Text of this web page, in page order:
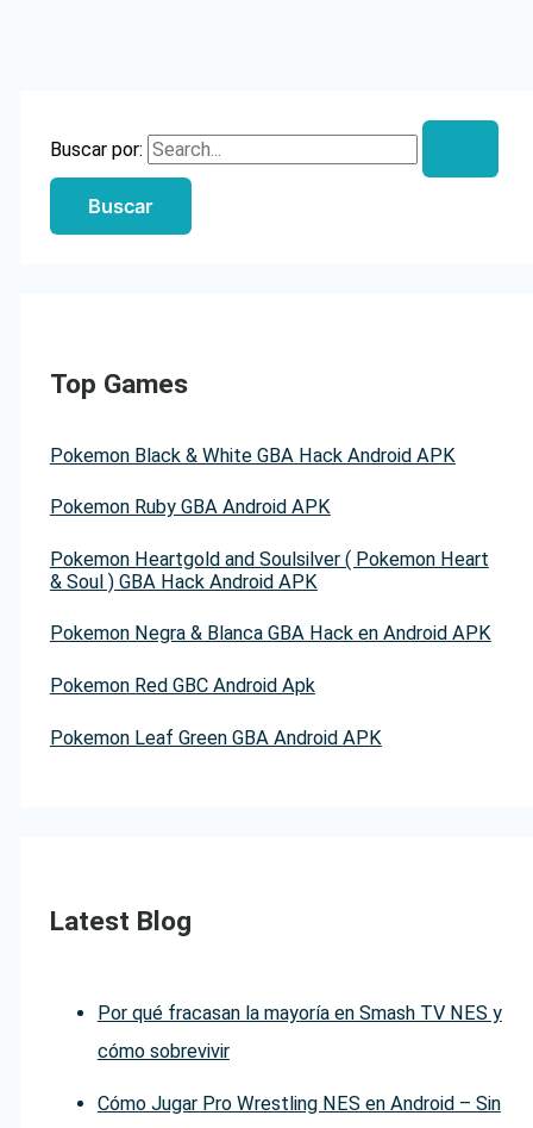
Buscar por:
Top Games
Pokemon Black & White GBA Hack Android APK
Pokemon Ruby GBA Android APK
Pokemon Heartgold and Soulsilver ( Pokemon Heart
& Soul ) GBA Hack Android APK
Pokemon Negra & Blanca GBA Hack en Android APK
Pokemon Red GBC Android Apk
Pokemon Leaf Green GBA Android APK
Latest Blog
Por qué fracasan la mayoría en Smash TV NES y
cómo sobrevivir
Cómo Jugar Pro Wrestling NES en Android – Sin